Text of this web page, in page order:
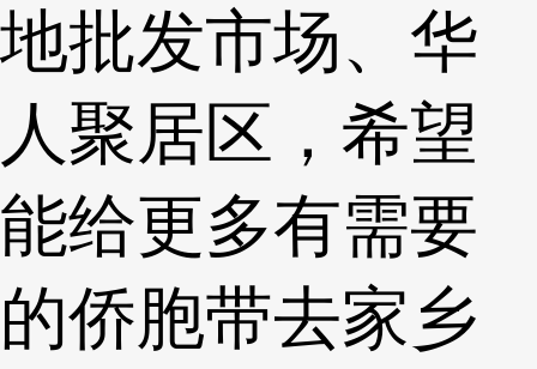
地批发市场、华
人聚居区，希望
能给更多有需要
的侨胞带去家乡